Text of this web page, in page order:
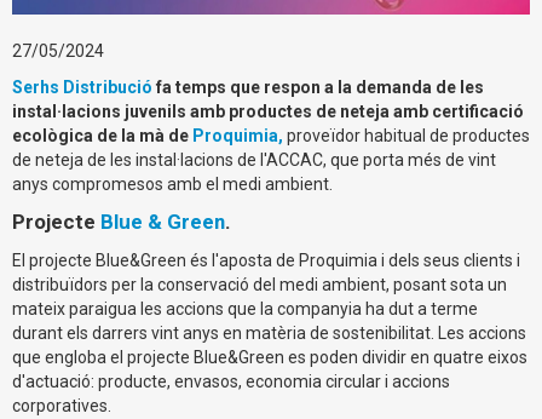
27/05/2024
Serhs Distribució fa temps que respon a la demanda de les
instal·lacions juvenils amb productes de neteja amb certificació
ecològica de la mà de Proquimia, proveïdor habitual de productes
de neteja de les instal·lacions de l'ACCAC, que porta més de vint
anys compromesos amb el medi ambient.
Projecte Blue & Green.
El projecte Blue&Green és l'aposta de Proquimia i dels seus clients i
distribuïdors per la conservació del medi ambient, posant sota un
mateix paraigua les accions que la companyia ha dut a terme
durant els darrers vint anys en matèria de sostenibilitat. Les accions
que engloba el projecte Blue&Green es poden dividir en quatre eixos
d'actuació: producte, envasos, economia circular i accions
corporatives.